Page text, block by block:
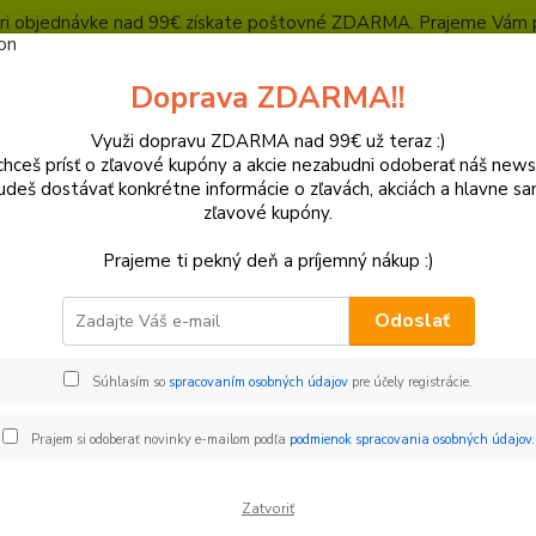
objednávke nad 99€ získate poštovné ZDARMA. Prajeme Vám
Ochrana súkromia
Hľadať
(Po-
či Facebook? - Modshop.sk
poradiť? Radi Vám poradíme aj na našom Instragrame,
Doprava ZDARMA!!
Využi dopravu ZDARMA nad 99€ už teraz :)
prísť o zľavové kupóny a akcie nezabudni odoberať náš
dostávať konkrétne informácie o zľavách, akciách a hlavne
zľavové kupóny.
Prajeme ti pekný deň a príjemný nákup :)
Odoslať
Súhlasím so spracovaním osobných údajov pre účely registrácie.
Prajem si odoberať novinky e-mailom podľa podmienok spracovania osobných údajov.
Zatvoriť